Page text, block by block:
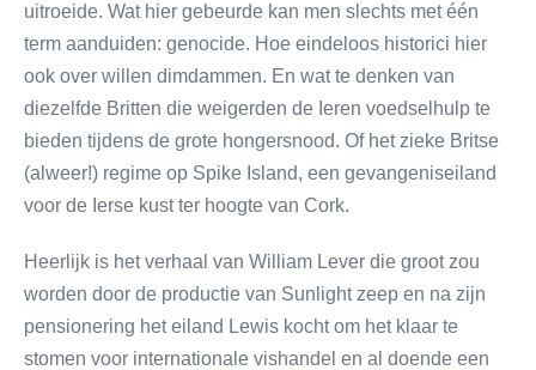
uitroeide. Wat hier gebeurde kan men slechts met één
term aanduiden: genocide. Hoe eindeloos historici hier
ook over willen dimdammen. En wat te denken van
diezelfde Britten die weigerden de Ieren voedselhulp te
bieden tijdens de grote hongersnood. Of het zieke Britse
(alweer!) regime op Spike Island, een gevangeniseiland
voor de Ierse kust ter hoogte van Cork.
Heerlijk is het verhaal van William Lever die groot zou
worden door de productie van Sunlight zeep en na zijn
pensionering het eiland Lewis kocht om het klaar te
stomen voor internationale vishandel en al doende een